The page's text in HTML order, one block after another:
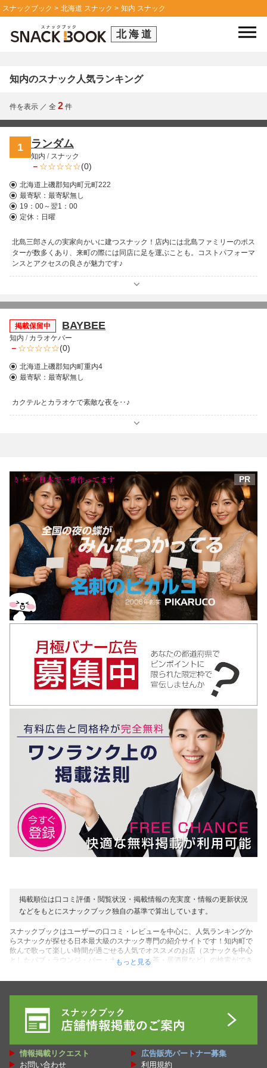
スナックブック 北海道 スナック 知内 スナック
北海道
知内のスナック人気ランキング
件を表示 ／ 全 2 件
1 ランダム
知内 / スナック
－ (0)
北海道上磯郡知内町元町222
最寄駅： 最寄駅無し
19：00～翌1：00
定休：日曜
北島三郎さんの実家向かいに建つスナック！店内には北島ファミリーのポス
ターが数多くあり、来町の際には同店に足を運ぶことも。コストパフォーマ
ンスとアクセスの良さが魅力です♪
掲載保留中 BAYBEE
知内 / カラオケバー
－ (0)
北海道上磯郡知内町重内4
最寄駅： 最寄駅無し
カクテルとカラオケで素敵な夜を‥♪
PR
掲載順位は口コミ評価・閲覧状況・掲載情報の充実度・情報の更新状況
などをもとにスナックブック独自の基準で算出しています。
スナックブックはユーザーの口コミ・レビューを中心に、人気ランキングか
らスナックが探せる日本最大級のスナック専門の紹介サイトです！知内町で
飲んで歌って楽しい時間が過ごせる人気でオススメのお店（スナックを中心
としたパブ・ラウンジ・バー・カラオケ・喫茶・居酒屋など）の検索ができ
表示順でのスナック人気ランキングなど、知内町にあるお店探しに役立つコ
らも確認できるコンテンツもご用意！料金システムを確認してご予算に合う
素敵なお店を探してください♪ぜひ知内町にある最高のスナック（居場所）が
見つかれば嬉しいです！貴方の人生の１ページに最高のスナックをブックマ
もっと見る
情報掲載リクエスト
広告販売パートナー募集
お問い合わせ
利用規約